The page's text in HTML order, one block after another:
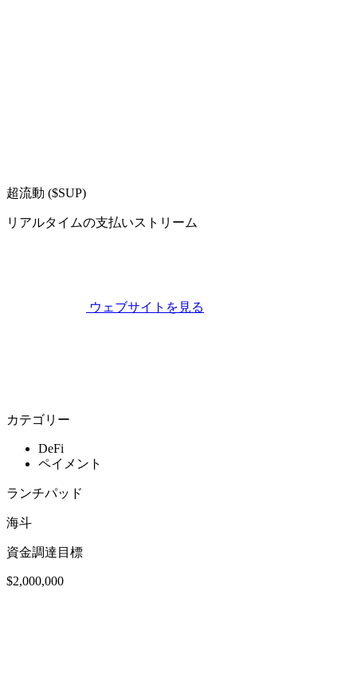
超流動 ($SUP)
リアルタイムの支払いストリーム
ウェブサイトを見る
カテゴリー
DeFi
ペイメント
ランチパッド
海斗
資金調達目標
$2,000,000